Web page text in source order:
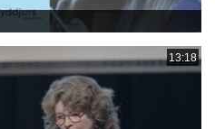
13:18